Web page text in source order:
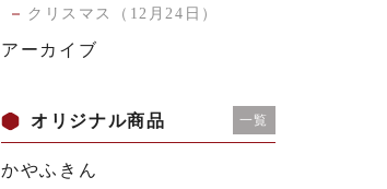
クリスマス（12月24日）
アーカイブ
オリジナル商品 一覧
かやふきん